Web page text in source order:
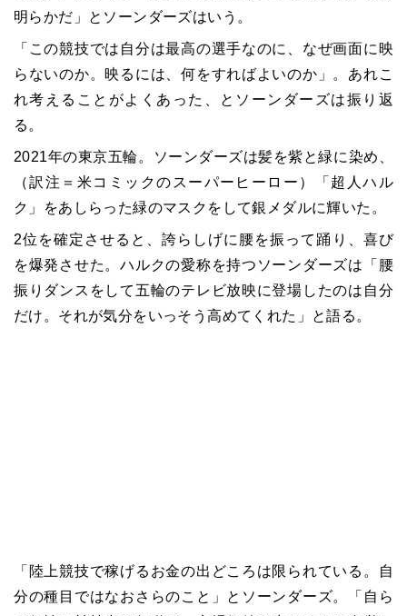
明らかだ」とソーンダーズはいう。
「この競技では自分は最高の選手なのに、なぜ画面に映
らないのか。映るには、何をすればよいのか」。あれこ
れ考えることがよくあった、とソーンダーズは振り返
る。
2021年の東京五輪。ソーンダーズは髪を紫と緑に染め、
（訳注＝米コミックのスーパーヒーロー）「超人ハル
ク」をあしらった緑のマスクをして銀メダルに輝いた。
2位を確定させると、誇らしげに腰を振って踊り、喜び
を爆発させた。ハルクの愛称を持つソーンダーズは「腰
振りダンスをして五輪のテレビ放映に登場したのは自分
だけ。それが気分をいっそう高めてくれた」と語る。
「陸上競技で稼げるお金の出どころは限られている。自
分の種目ではなおさらのこと」とソーンダーズ。「自ら